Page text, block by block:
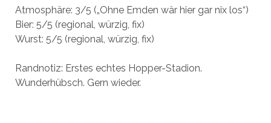
Atmosphäre: 3/5 („Ohne Emden wär hier gar nix los“)
Bier: 5/5 (regional, würzig, fix)
Wurst: 5/5 (regional, würzig, fix)
Randnotiz: Erstes echtes Hopper-Stadion.
Wunderhübsch. Gern wieder.